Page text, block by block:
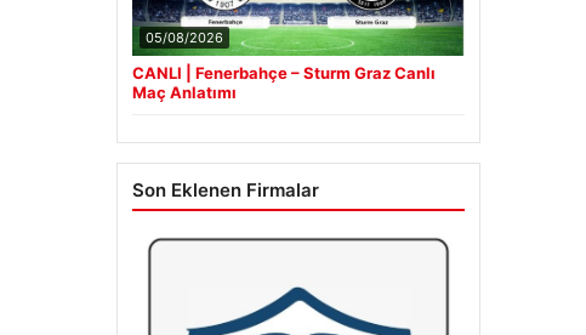
05/08/2026
CANLI | Fenerbahçe – Sturm Graz Canlı
Maç Anlatımı
Son Eklenen Firmalar